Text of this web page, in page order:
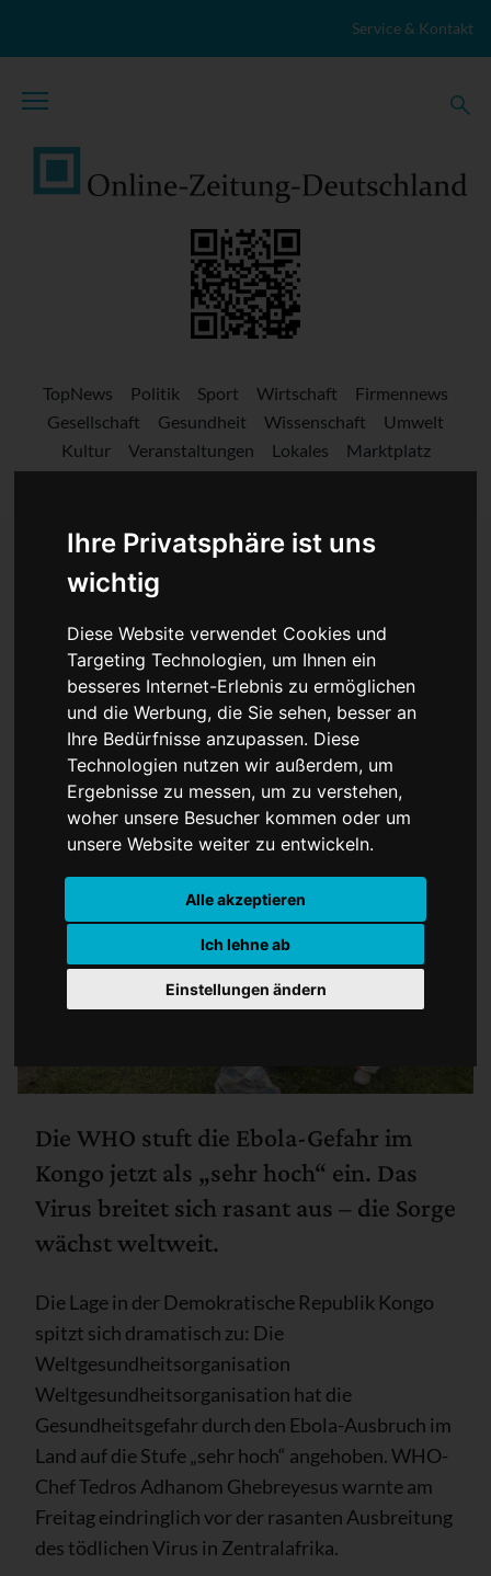
Ihre Privatsphäre ist uns
wichtig
Diese Website verwendet Cookies und
Targeting Technologien, um Ihnen ein
besseres Internet-Erlebnis zu ermöglichen
und die Werbung, die Sie sehen, besser an
Ihre Bedürfnisse anzupassen. Diese
Technologien nutzen wir außerdem, um
Ergebnisse zu messen, um zu verstehen,
woher unsere Besucher kommen oder um
unsere Website weiter zu entwickeln.
Alle akzeptieren
Ich lehne ab
Einstellungen ändern
Service & Kontakt
TopNews Politik Sport Wirtschaft
Firmennews
Gesellschaft
Gesundheit Wissenschaft
Umwelt
Kultur
Veranstaltungen Lokales
Marktplatz
Stellenangebote
Angst vor neuer
Gesundheitskrise: WHO
warnt vor rascher Ebola-
Ausbreitung in Afrika
Die WHO stuft die Ebola-Gefahr im
Kongo jetzt als „sehr hoch“ ein. Das
Virus breitet sich rasant aus – die Sorge
wächst weltweit.
Die Lage in der Demokratische Republik Kongo
spitzt sich dramatisch zu: Die
Weltgesundheitsorganisation
Weltgesundheitsorganisation hat die
Gesundheitsgefahr durch den Ebola-Ausbruch im
Land auf die Stufe „sehr hoch“ angehoben. WHO-
Chef Tedros Adhanom Ghebreyesus warnte am
Freitag eindringlich vor der rasanten Ausbreitung
des tödlichen Virus in Zentralafrika.